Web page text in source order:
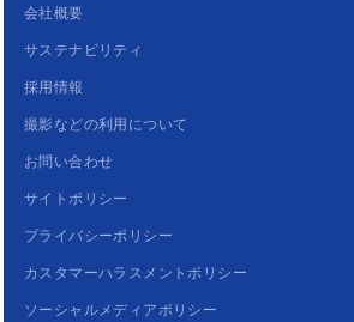
会社概要
サステナビリティ
採用情報
撮影などの利用について
お問い合わせ
サイトポリシー
プライバシーポリシー
カスタマーハラスメントポリシー
ソーシャルメディアポリシー